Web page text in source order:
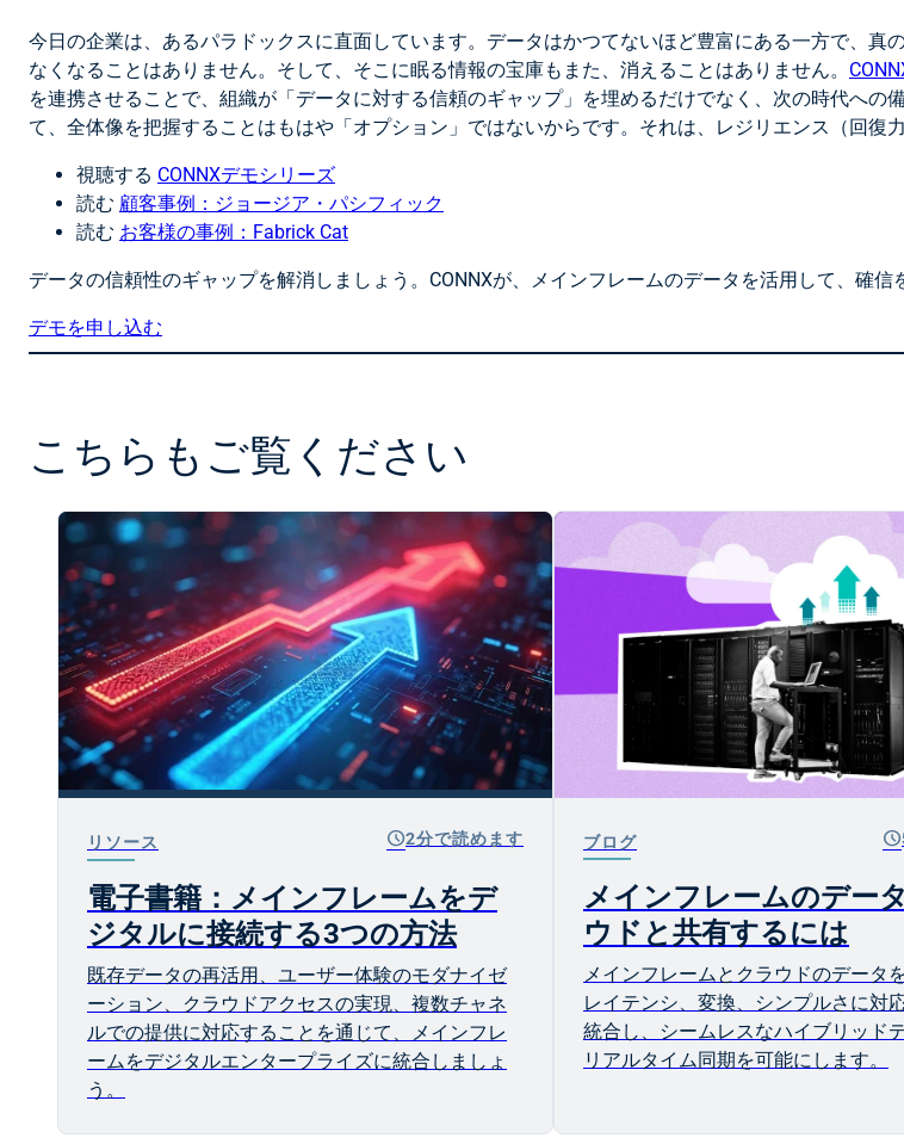
今日の企業は、あるパラドックスに直面しています。データはかつてないほど豊富にある一方で、
なくなることはありません。そして、そこに眠る情報の宝庫もまた、消えることはありません。
を連携させることで、組織が「データに対する信頼のギャップ」を埋めるだけでなく、次の時代へ
て、全体像を把握することはもはや「オプション」ではないからです。それは、レジリエンス（回復
視聴する CONNXデモシリーズ
読む 顧客事例：ジョージア・パシフィック
読む お客様の事例：Fabrick Cat
データの信頼性のギャップを解消しましょう。CONNXが、メインフレームのデータを活用して、確
デモを申し込む
こちらもご覧ください
リソース schedule2分で読めます
電子書籍：メインフレームをデ
ジタルに接続する3つの方法
既存データの再活用、ユーザー体験のモダナイゼ
ーション、クラウドアクセスの実現、複数チャネ
ルでの提供に対応することを通じて、メインフレ
ームをデジタルエンタープライズに統合しましょ
う。
ブログ schedule
メインフレームのデー
ウドと共有するには
メインフレームとクラウドのデータ
レイテンシ、変換、シンプルさに対
統合し、シームレスなハイブリッド
リアルタイム同期を可能にします。